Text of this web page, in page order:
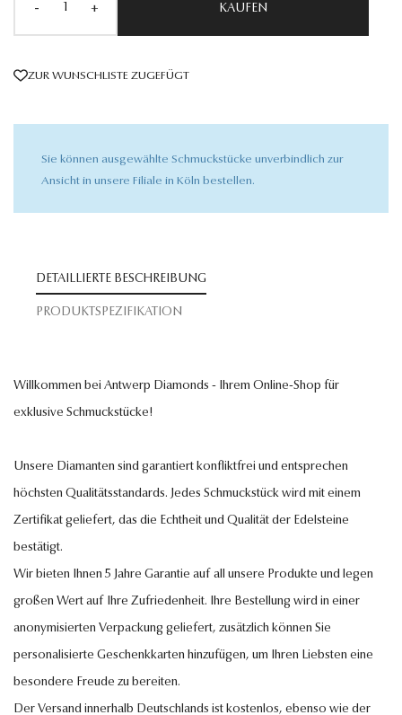
- + KAUFEN
ZUR WUNSCHLISTE ZUGEFÜGT
Sie können ausgewählte Schmuckstücke unverbindlich zur
Ansicht in unsere Filiale in Köln bestellen.
DETAILLIERTE BESCHREIBUNG
PRODUKTSPEZIFIKATION
Willkommen bei Antwerp Diamonds - Ihrem Online-Shop für
exklusive Schmuckstücke!
Unsere Diamanten sind garantiert konfliktfrei und entsprechen
höchsten Qualitätsstandards. Jedes Schmuckstück wird mit einem
Zertifikat geliefert, das die Echtheit und Qualität der Edelsteine
bestätigt.
Wir bieten Ihnen 5 Jahre Garantie auf all unsere Produkte und legen
großen Wert auf Ihre Zufriedenheit. Ihre Bestellung wird in einer
anonymisierten Verpackung geliefert, zusätzlich können Sie
personalisierte Geschenkkarten hinzufügen, um Ihren Liebsten eine
besondere Freude zu bereiten.
Der Versand innerhalb Deutschlands ist kostenlos, ebenso wie der